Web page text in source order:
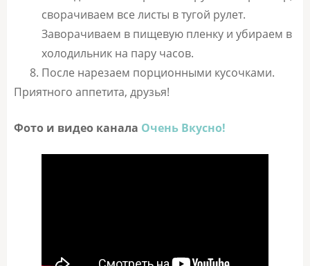
сворачиваем все листы в тугой рулет.
Заворачиваем в пищевую пленку и убираем в
холодильник на пару часов.
После нарезаем порционными кусочками.
Приятного аппетита, друзья!
Фото и видео канала Очень Вкусно!